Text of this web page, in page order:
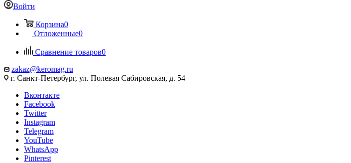
Войти
Корзина0
Отложенные0
Сравнение товаров0
zakaz@keromag.ru
г. Санкт-Петербург, ул. Полевая Сабировская, д. 54
Вконтакте
Facebook
Twitter
Instagram
Telegram
YouTube
WhatsApp
Pinterest